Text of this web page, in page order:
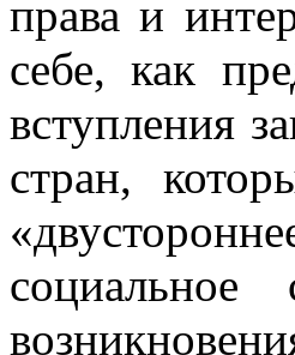
права и
себе, как
вступления
стран,
социальное